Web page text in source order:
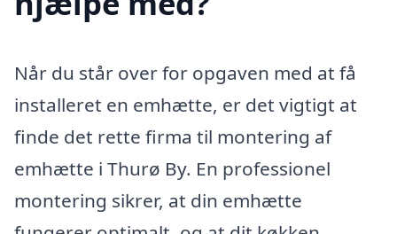
Når du står over for opgaven med at få
installeret en emhætte, er det vigtigt at
finde det rette firma til montering af
emhætte i Thurø By. En professionel
montering sikrer, at din emhætte